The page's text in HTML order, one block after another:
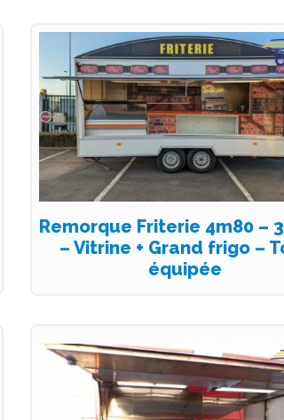
Remorque Friterie 4m80 –
– Vitrine + Grand frigo –
équipée